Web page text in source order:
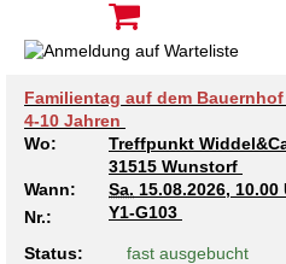
Familientag auf dem
4-10 Jahren
Wo:
Treffpunkt
31515 Wunstorf
Wann:
Sa. 15.08.2026, 10.00
Nr.:
Y1-G103
Status: fast ausgebucht